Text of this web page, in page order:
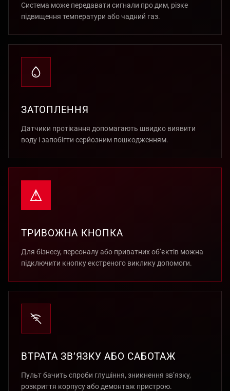
Система може передавати сигнали про дим, різке
підвищення температури або чадний газ.
ЗАТОПЛЕННЯ
Датчики протікання допомагають швидко виявити
воду і запобігти серйозним пошкодженням.
ТРИВОЖНА КНОПКА
Для бізнесу, персоналу або приватних об’єктів можна
підключити кнопку екстреного виклику допомоги.
ВТРАТА ЗВ’ЯЗКУ АБО САБОТАЖ
Пульт бачить спроби глушіння, зникнення зв’язку,
розкриття корпусу або демонтаж пристрою.